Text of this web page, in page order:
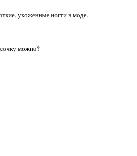
ухоженные ногти в моде.
можно?